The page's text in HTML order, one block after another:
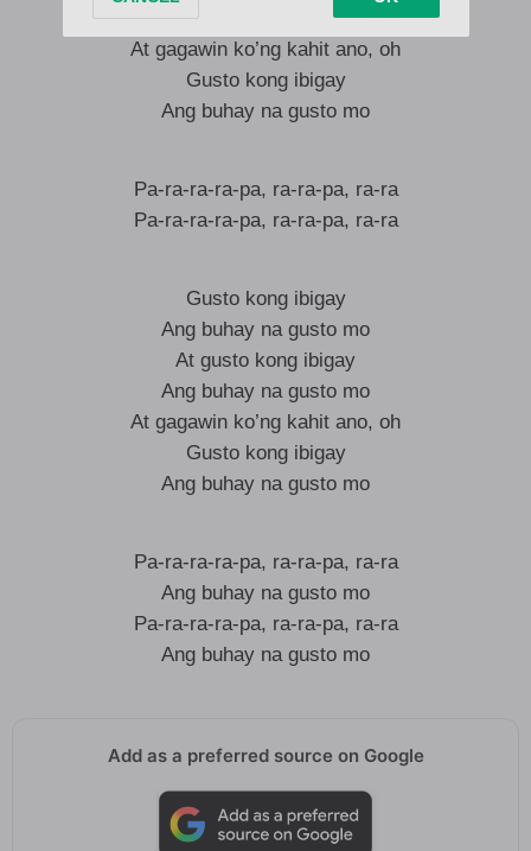
Ang buhay na gusto mo
At gagawin ko’ng kahit ano, oh
Gusto kong ibigay
Ang buhay na gusto mo
Pa-ra-ra-ra-pa, ra-ra-pa, ra-ra
Pa-ra-ra-ra-pa, ra-ra-pa, ra-ra
Gusto kong ibigay
Ang buhay na gusto mo
At gusto kong ibigay
Ang buhay na gusto mo
At gagawin ko’ng kahit ano, oh
Gusto kong ibigay
Ang buhay na gusto mo
Pa-ra-ra-ra-pa, ra-ra-pa, ra-ra
Ang buhay na gusto mo
Pa-ra-ra-ra-pa, ra-ra-pa, ra-ra
Ang buhay na gusto mo
Add as a preferred source on Google